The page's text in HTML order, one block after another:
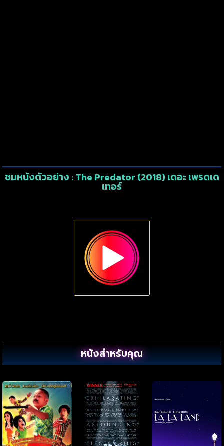
ชมหนังตัวอย่าง : The Predator (2018) เดอะ เพรดเด
เทอร์
หนังสำหรับคุณ